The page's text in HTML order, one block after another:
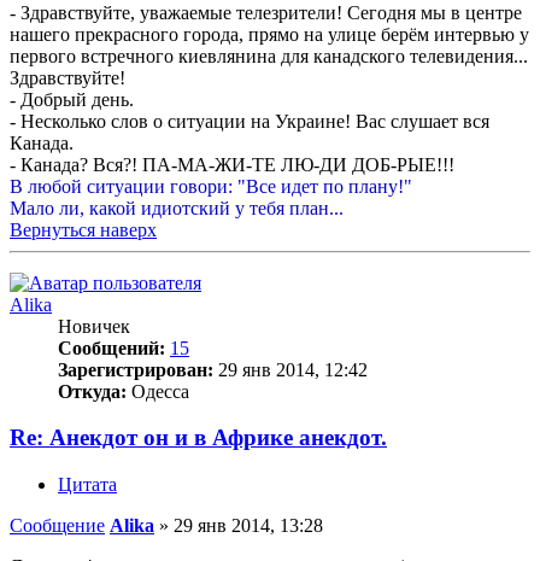
- Здравствуйте, уважаемые телезрители! Сегодня мы в центре
нашего прекрасного города, прямо на улице берём интервью у
первого встречного киевлянина для канадского телевидения...
Здравствуйте!
- Добрый день.
- Несколько слов о ситуации на Украине! Вас слушает вся
Канада.
- Канада? Вся?! ПА-МА-ЖИ-ТЕ ЛЮ-ДИ ДОБ-РЫЕ!!!
В любой ситуации говори: "Все идет по плану!"
Мало ли, какой идиотский у тебя план...
Вернуться наверх
Alika
Новичек
Сообщений: 15
Зарегистрирован: 29 янв 2014, 12:42
Откуда: Одесса
Re: Анекдот он и в Африке анекдот.
Цитата
Сообщение Alika » 29 янв 2014, 13:28